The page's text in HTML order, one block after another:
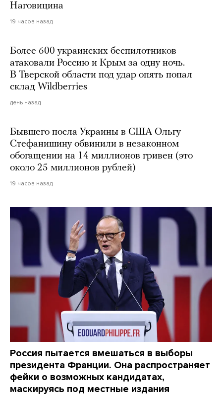
Наговицина
19 часов назад
Более 600 украинских беспилотников
атаковали Россию и Крым за одну ночь.
В Тверской области под удар опять попал
склад Wildberries
день назад
Бывшего посла Украины в США Ольгу
Стефанишину обвинили в незаконном
обогащении на 14 миллионов гривен (это
около 25 миллионов рублей)
19 часов назад
Россия пытается вмешаться в выборы
президента Франции. Она распространяет
фейки о возможных кандидатах,
маскируясь под местные издания